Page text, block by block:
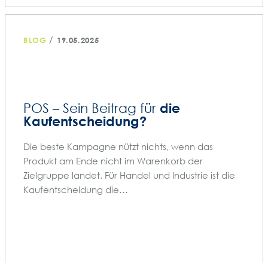
BLOG / 19.05.2025
POS – Sein Beitrag für die
Kaufentscheidung?
Die beste Kampagne nützt nichts, wenn das
Produkt am Ende nicht im Warenkorb der
Zielgruppe landet. Für Handel und Industrie ist die
Kaufentscheidung die…